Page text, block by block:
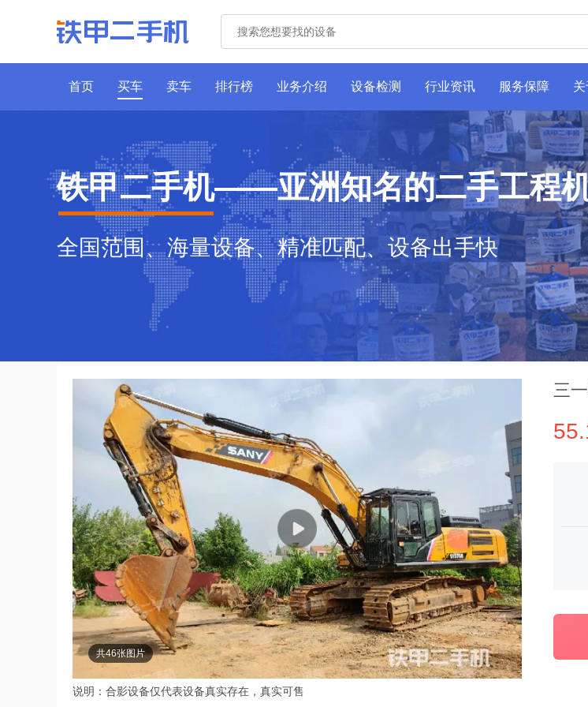
首页 买车 卖车 排行榜 业务介绍 设备检测 行业资讯 服务保障 关
铁甲二手机——亚洲知名的二手工程
全国范围、海量设备、精准匹配、设备出手快
共46张图片
说明：合影设备仅代表设备真实存在，真实可售
三